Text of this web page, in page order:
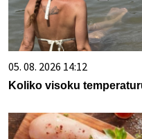
05. 08. 2026 14:12
Koliko visoku